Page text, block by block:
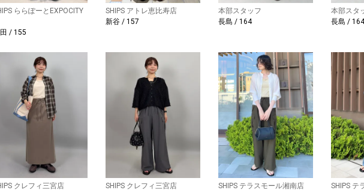
ららぽーとEXPOCITY
/ 155
SHIPS アトレ恵比寿店
新谷 / 157
本部スタッフ
長島 / 164
本部スタ
長島 / 164
クレフィ三宮店
SHIPS クレフィ三宮店
SHIPS テラスモール湘南店
SHIPS テ